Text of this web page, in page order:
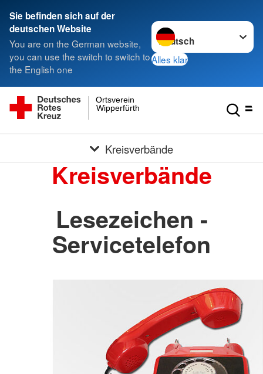
Sie befinden sich auf der
deutschen Website
You are on the German website,
you can use the switch to switch to
the English one
Sprache wechseln zu
Alles klar
Wipperfürth
Ortsverein
Kreisverbände
Kreisverbände
Lesezeichen -
Servicetelefon